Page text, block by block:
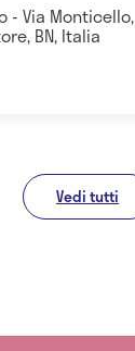
- Via
BN, Italia
Vedi tutti